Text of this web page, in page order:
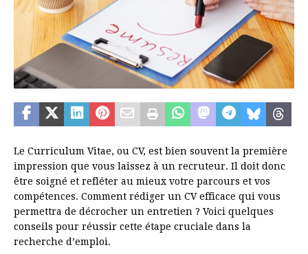
Le Curriculum Vitae, ou CV, est bien souvent la première
impression que vous laissez à un recruteur. Il doit donc
être soigné et refléter au mieux votre parcours et vos
compétences. Comment rédiger un CV efficace qui vous
permettra de décrocher un entretien ? Voici quelques
conseils pour réussir cette étape cruciale dans la
recherche d’emploi.